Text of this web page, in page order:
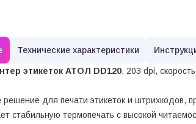
Технические характеристики
этикеток АТОЛ DD120, 203 dpi,
решение для печати этикеток и штрихкодов,
стабильную термопечать с высокой